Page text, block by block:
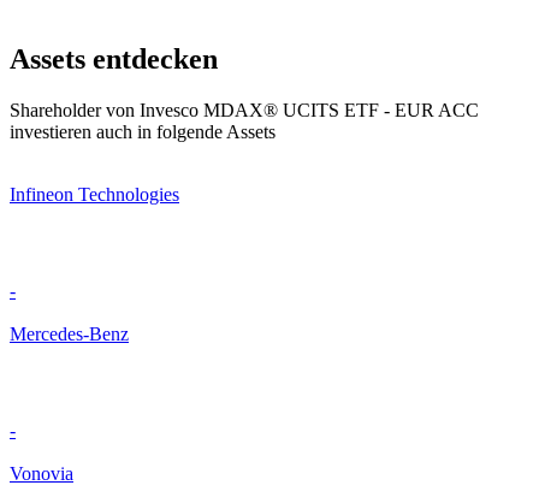
Assets entdecken
Shareholder von Invesco MDAX® UCITS ETF - EUR ACC
investieren auch in folgende Assets
Infineon Technologies
-
Mercedes-Benz
-
Vonovia